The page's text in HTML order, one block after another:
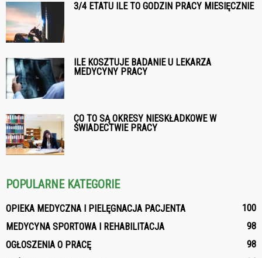
3/4 ETATU ILE TO GODZIN PRACY MIESIĘCZNIE
ILE KOSZTUJE BADANIE U LEKARZA
MEDYCYNY PRACY
CO TO SĄ OKRESY NIESKŁADKOWE W
ŚWIADECTWIE PRACY
POPULARNE KATEGORIE
OPIEKA MEDYCZNA I PIELĘGNACJA PACJENTA
100
MEDYCYNA SPORTOWA I REHABILITACJA
98
OGŁOSZENIA O PRACĘ
98